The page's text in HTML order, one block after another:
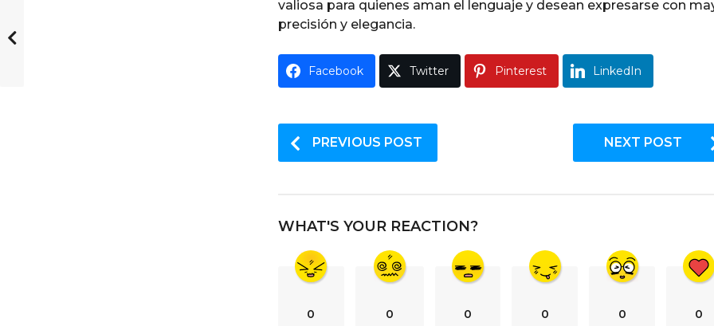
valiosa para quienes aman el lenguaje y desean expresarse con
precisión y elegancia.
Facebook Twitter Pinterest LinkedIn
P
o
P
PREVIOUS POST NEXT POST
WHAT'S YOUR REACTION?
0 0 0 0 0 0